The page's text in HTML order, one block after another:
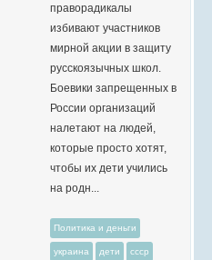
праворадикалы
избивают участников
мирной акции в защиту
русскоязычных школ.
Боевики запрещенных в
России организаций
налетают на людей,
которые просто хотят,
чтобы их дети учились
на родн...
Политика и деньги
украина дети ссср